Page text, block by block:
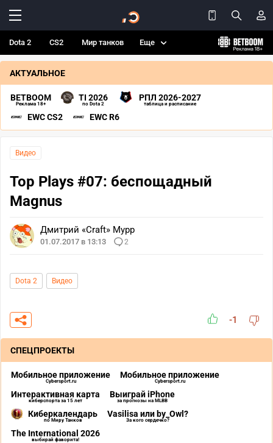
Dota 2 CS2 Мир танков Еще
АКТУАЛЬНОЕ
BETBOOM
Реклама 18+
TI 2026
по Dota 2
РПЛ 2026-2027
таблица и расписание
EWC CS2 EWC R6
Видео
Top Plays #07: беспощадный
Magnus
Дмитрий «Craft» Мурр
01.07.2017 в 13:13 2
Dota 2 Видео
-1
СПЕЦПРОЕКТЫ
Мобильное приложение
Cybersport.ru
Мобильное приложение
Cybersport.ru
Интерактивная карта
киберспорта за 15 лет
Выиграй iPhone
за прогнозы на MLBB
Киберкалендарь
по Миру Танков
Vasilisa или by_Owl?
За кого сердечко?
The International 2026
выбирай фаворита!